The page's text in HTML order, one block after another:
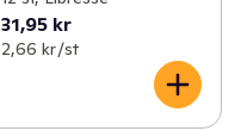
31,95 kr
2,66 kr /st